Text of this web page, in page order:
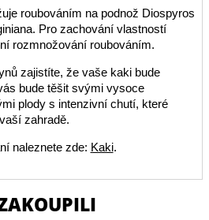
roubováním na podnož Diospyros
Pro zachování vlastností
rozmnožování roubováním.
zajistíte, že vaše kaki bude
bude těšit svými vysoce
plody s intenzivní chutí, které
zahradě.
naleznete zde: Kaki.